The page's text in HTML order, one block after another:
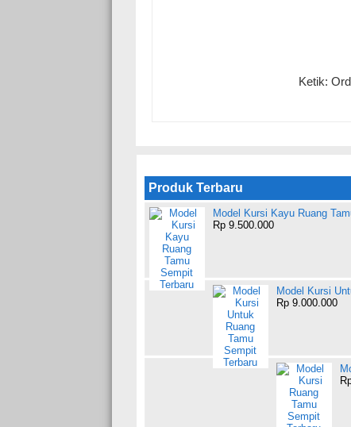
Ketik:
Produk Terbaru
Model Kursi Kayu Ruang
Rp 9.500.000
Model Kursi
Rp 9.000.000